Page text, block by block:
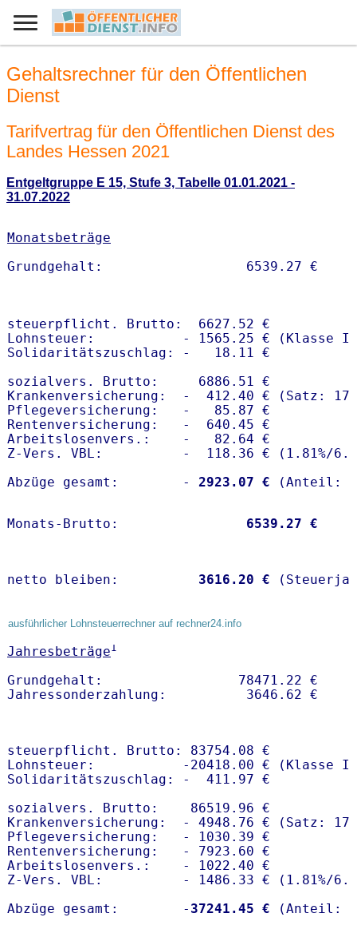
Gehaltsrechner für den Öffentlichen
Dienst
Tarifvertrag für den Öffentlichen Dienst des
Landes Hessen 2021
Entgeltgruppe E 15, Stufe 3, Tabelle 01.01.2021 -
31.07.2022
Monatsbeträge
steuerpflicht. Brutto:  6627.52 €
Lohnsteuer:           - 1565.25 € (Klasse I)
Solidaritätszuschlag: -   18.11 €
sozialvers. Brutto:     6886.51 €
Krankenversicherung:  -  412.40 € (Satz:
Pflegeversicherung:   -   85.87 €
Rentenversicherung:   -  640.45 €
Arbeitslosenvers.:    -   82.64 €
Z-Vers. VBL:          -  118.36 € ( 1.81%/
Abzüge gesamt:        -
2923.07 €
Monats-Brutto: 6539.27 €
netto bleiben: 3616.20 €
ausführlicher Lohnsteuerrechner auf rechner24.info
Jahresbeträge1
Grundgehalt:                 78471.22 €
steuerpflicht. Brutto: 83754.08 €
Lohnsteuer:           -20418.00 € (Klasse I)
Solidaritätszuschlag: -  411.97 €
sozialvers. Brutto:    86519.96 €
Krankenversicherung:  - 4948.76 € (Satz:
Pflegeversicherung:   - 1030.39 €
Rentenversicherung:   - 7923.60 €
Arbeitslosenvers.:    - 1022.40 €
Z-Vers. VBL:          - 1486.33 € ( 1.81%/
Abzüge gesamt:        - 37241.45 €